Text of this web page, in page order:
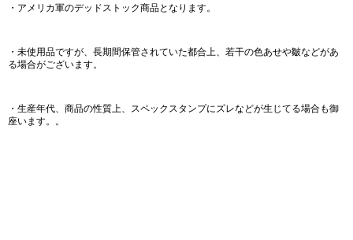
・アメリカ軍のデッドストック商品となります。
・未使用品ですが、長期間保管されていた都合上、若干の色あせや皺などがあ
る場合がございます。
・生産年代、商品の性質上、スペックスタンプにズレなどが生じてる場合も御
座います。。